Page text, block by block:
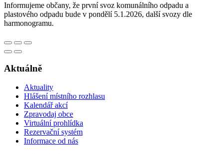
Informujeme občany, že první svoz komunálního odpadu a
plastového odpadu bude v pondělí 5.1.2026, další svozy dle
harmonogramu.
Aktuálně
Aktuality
Hlášení místního rozhlasu
Kalendář akcí
Zpravodaj obce
Virtuální prohlídka
Rezervační systém
Informace od nás